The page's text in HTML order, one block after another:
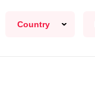
Country